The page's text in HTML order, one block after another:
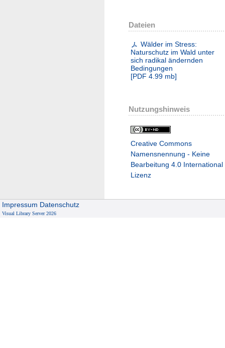
Dateien
Wälder im Stress:
Naturschutz im Wald unter
sich radikal ändernden
Bedingungen
[PDF 4.99 mb]
Nutzungshinweis
Creative Commons
Namensnennung - Keine
Bearbeitung 4.0 International
Lizenz
Impressum Datenschutz
Visual Library Server 2026